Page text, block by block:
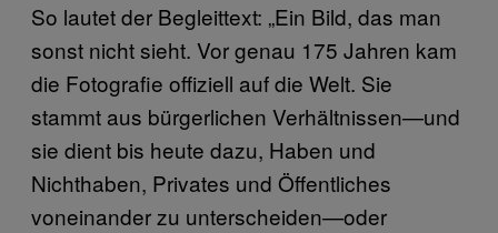
So lautet der Begleittext: „Ein Bild, das man
sonst nicht sieht. Vor genau 175 Jahren kam
die Fotografie offiziell auf die Welt. Sie
stammt aus bürgerlichen Verhältnissen—und
sie dient bis heute dazu, Haben und
Nichthaben, Privates und Öffentliches
voneinander zu unterscheiden—oder